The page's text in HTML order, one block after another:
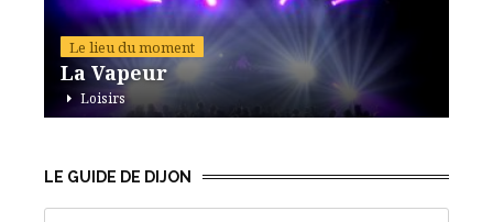
La Vapeur
Loisirs
42 avenue de Stalingrad, 21000 Dijon
Le lieu du moment
LE GUIDE DE DIJON